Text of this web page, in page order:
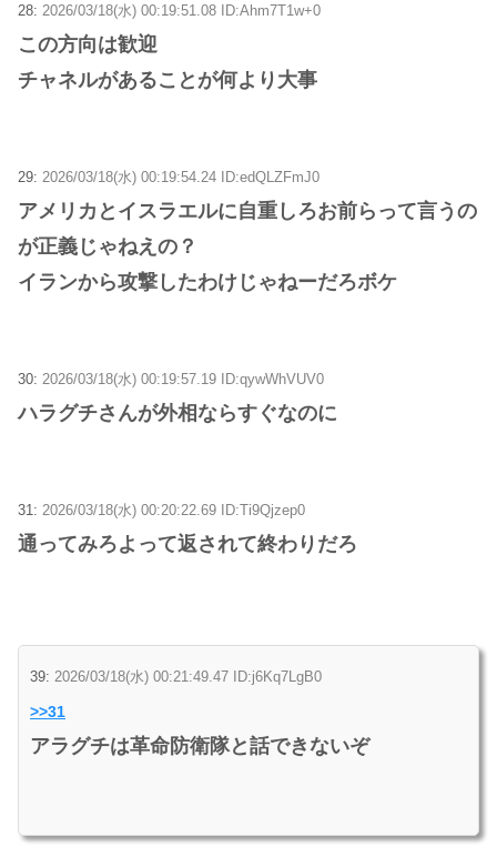
28: 2026/03/18(水) 00:19:51.08 ID:Ahm7T1w+0
この方向は歓迎
チャネルがあることが何より大事
29: 2026/03/18(水) 00:19:54.24 ID:edQLZFmJ0
アメリカとイスラエルに自重しろお前らって言うの
が正義じゃねえの？
イランから攻撃したわけじゃねーだろボケ
30: 2026/03/18(水) 00:19:57.19 ID:qywWhVUV0
ハラグチさんが外相ならすぐなのに
31: 2026/03/18(水) 00:20:22.69 ID:Ti9Qjzep0
通ってみろよって返されて終わりだろ
39: 2026/03/18(水) 00:21:49.47 ID:j6Kq7LgB0
>>31
アラグチは革命防衛隊と話できないぞ